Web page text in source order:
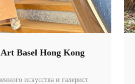
Basel Hong Kong
искусства и галерист